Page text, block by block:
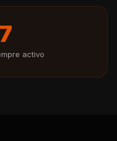
activo